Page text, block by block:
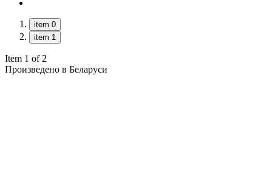
item 0
item 1
Item 1 of 2
Произведено в Беларуси